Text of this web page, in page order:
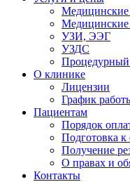
Медицинские
Медицинские
УЗИ, ЭЭГ
УЗДС
Процедурный
О клинике
Лицензии
График
Пациентам
Порядок
Подготовка к
Получение
О правах и
Контакты